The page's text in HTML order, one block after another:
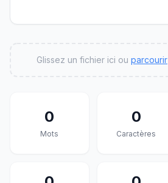
Glissez un fichier ici ou parcourir
0
Mots
0
Caractères